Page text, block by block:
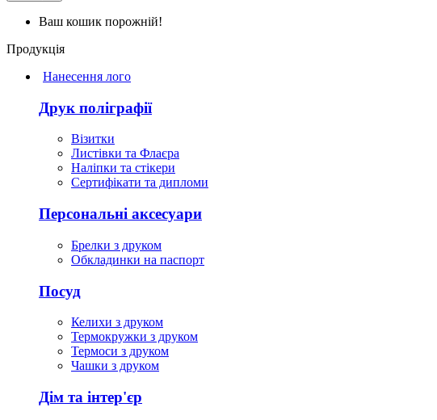
Ваш кошик порожній!
Продукція
Нанесення лого
Друк поліграфії
Візитки
Листівки та Флаєра
Наліпки та стікери
Сертифікати та дипломи
Персональні аксесуари
Брелки з друком
Обкладинки на паспорт
Посуд
Келихи з друком
Термокружки з друком
Термоси з друком
Чашки з друком
Дім та інтер'єр